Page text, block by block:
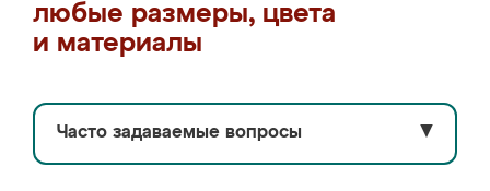
любые размеры, цвета
и материалы
Часто задаваемые вопросы ▼